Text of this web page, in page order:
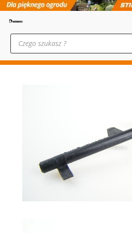
Wyszukiwarka
produktów